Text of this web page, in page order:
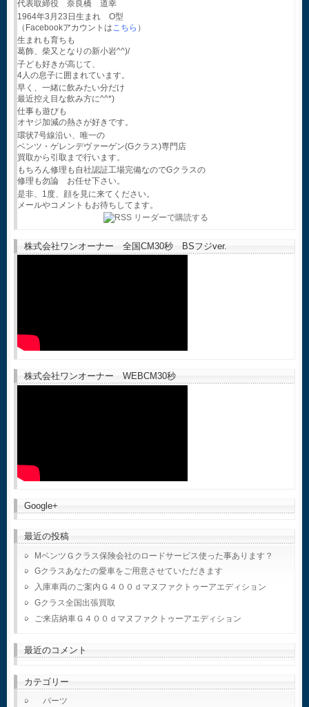
代表取締役 奈良橋 道幸
1964年3月23日生まれ O型
（Facebookアカウントはこちら ）
生まれも育ちも
葛飾、柴又となりの新小岩^^)/
子ども好きが高じて、
4人の息子に囲まれています。
早く、一緒に飲みたい分だけ
最近控え目な飲み方に^^*)
仕事も遊びも
オヤジ加減の熱さが好きです。
環状7号線沿い、唯一の
ベンツ・ゲレンデヴァーゲン(Gクラス)専門店
買取から引取まで行います。
もちろん修理も自社認証工場完備なのでGクラスの
修理も勿論 お任せ下さい。
是非、1度、顔を見に来てください。
メールやコメントもお待ちしてます。
株式会社ワンオーナー 全国CM30秒 BSフジver.
株式会社ワンオーナー WEBCM30秒
Google+
最近の投稿
MベンツＧクラス保険会社のロードサービス使った事あります？
Gクラスあなたの愛車をご用意させていただきます
入庫車両のご案内Ｇ４００ｄマヌファクトゥーアエディション
Gクラス全国出張買取
ご来店納車Ｇ４００ｄマヌファクトゥーアエディション
最近のコメント
カテゴリー
パーツ